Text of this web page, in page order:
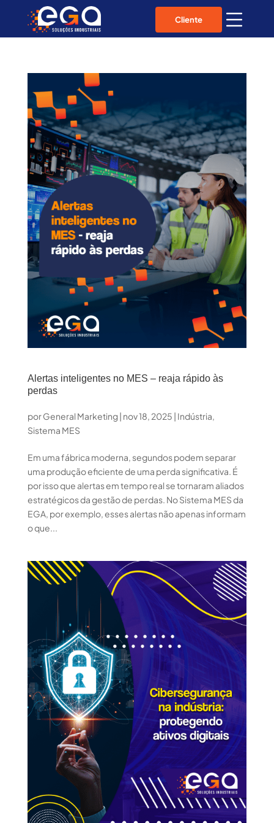
Cliente
Alertas inteligentes no MES – reaja rápido às
perdas
porGeneral Marketing| nov 18, 2025 | Indústria,
Sistema MES
Em uma fábrica moderna, segundos podem separar
uma produção eficiente de uma perda significativa. É
por isso que alertas em tempo real se tornaram aliados
estratégicos da gestão de perdas. No Sistema MES da
EGA, por exemplo, esses alertas não apenas informam
o que...